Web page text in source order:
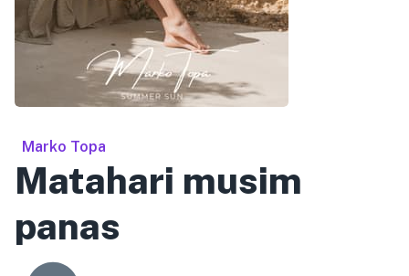
Marko Topa
Matahari musim
panas